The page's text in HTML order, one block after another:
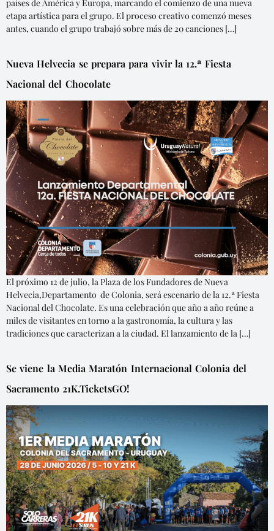
países de América y Europa, marcando el comienzo de una nueva
etapa artística para el grupo. El proceso creativo comenzó meses
antes, cuando el grupo trabajó sobre más de 20 canciones […]
Nueva Helvecia se prepara para vivir la 12.ª Fiesta
Nacional del Chocolate
El próximo 12 de julio, la Plaza de los Fundadores de Nueva
Helvecia,Departamento de Colonia, será escenario de la 12.ª Fiesta
Nacional del Chocolate. Es una celebración que año a año reúne a
miles de visitantes en torno a la gastronomía, la cultura y las
tradiciones que caracterizan a la ciudad. El lanzamiento de la […]
Se viene la Media Maratón Internacional Colonia del
Sacramento 21K.TicketsGO!